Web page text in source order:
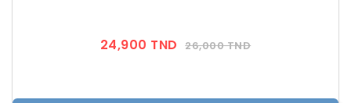
24,900 TND Prix
26,000 TNDPrix